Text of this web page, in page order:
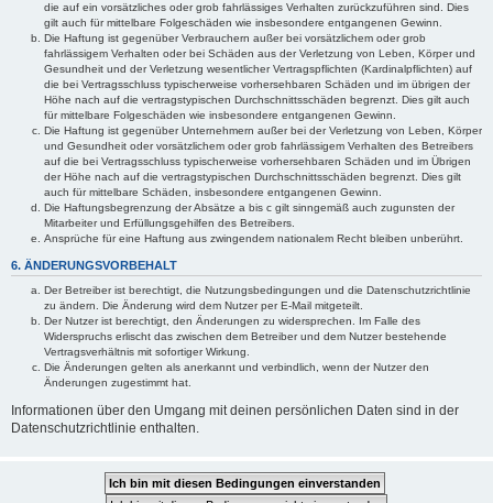
die auf ein vorsätzliches oder grob fahrlässiges Verhalten zurückzuführen sind. Dies
gilt auch für mittelbare Folgeschäden wie insbesondere entgangenen Gewinn.
Die Haftung ist gegenüber Verbrauchern außer bei vorsätzlichem oder grob
fahrlässigem Verhalten oder bei Schäden aus der Verletzung von Leben, Körper und
Gesundheit und der Verletzung wesentlicher Vertragspflichten (Kardinalpflichten) auf
die bei Vertragsschluss typischerweise vorhersehbaren Schäden und im übrigen der
Höhe nach auf die vertragstypischen Durchschnittsschäden begrenzt. Dies gilt auch
für mittelbare Folgeschäden wie insbesondere entgangenen Gewinn.
Die Haftung ist gegenüber Unternehmern außer bei der Verletzung von Leben, Körper
und Gesundheit oder vorsätzlichem oder grob fahrlässigem Verhalten des Betreibers
auf die bei Vertragsschluss typischerweise vorhersehbaren Schäden und im Übrigen
der Höhe nach auf die vertragstypischen Durchschnittsschäden begrenzt. Dies gilt
auch für mittelbare Schäden, insbesondere entgangenen Gewinn.
Die Haftungsbegrenzung der Absätze a bis c gilt sinngemäß auch zugunsten der
Mitarbeiter und Erfüllungsgehilfen des Betreibers.
Ansprüche für eine Haftung aus zwingendem nationalem Recht bleiben unberührt.
6. ÄNDERUNGSVORBEHALT
Der Betreiber ist berechtigt, die Nutzungsbedingungen und die Datenschutzrichtlinie
zu ändern. Die Änderung wird dem Nutzer per E-Mail mitgeteilt.
Der Nutzer ist berechtigt, den Änderungen zu widersprechen. Im Falle des
Widerspruchs erlischt das zwischen dem Betreiber und dem Nutzer bestehende
Vertragsverhältnis mit sofortiger Wirkung.
Die Änderungen gelten als anerkannt und verbindlich, wenn der Nutzer den
Änderungen zugestimmt hat.
Informationen über den Umgang mit deinen persönlichen Daten sind in der
Datenschutzrichtlinie enthalten.